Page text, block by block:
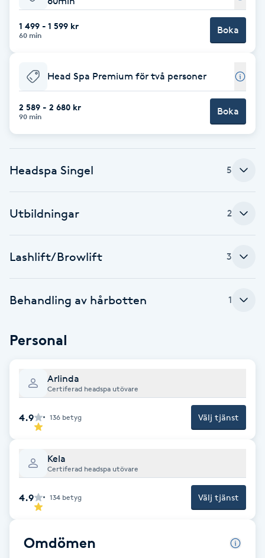
Babylights
Balayage
Barber
Blowout
Bottenfärg
Bröllopsuppsättning
Celluliter
Coachning
Color correction
1 499 - 1 599 kr
60 min Boka
Head Spa Premium för två personer
2 589 - 2 680 kr
90 min Boka
Headspa Singel 5
Utbildningar 2
Lashlift/Browlift 3
Behandling av hårbotten 1
Personal
Arlinda
Certiferad headspa utövare
4.9 136 betyg Välj tjänst
Kela
Certiferad headspa utövare
4.9 134 betyg Välj tjänst
Omdömen